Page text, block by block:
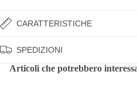
CARATTERISTICHE
SPEDIZIONI
Articoli che potrebbero